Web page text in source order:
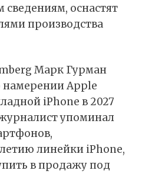
оснастят
производства
Марк Гурман
намерении Apple
iPhone в 2027
упоминал
линейки iPhone,
в продажу под